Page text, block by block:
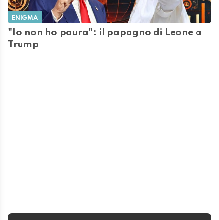
ENIGMA
"Io non ho paura": il papagno di Leone a
Trump